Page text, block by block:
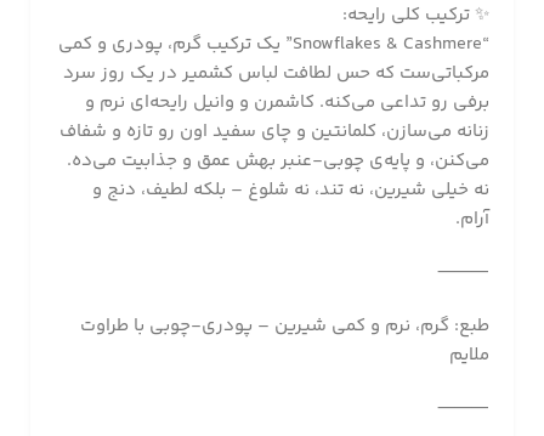
✨ ترکیب کلی رایحه:
“Snowflakes & Cashmere” یک ترکیب گرم، پودری و کمی
مرکباتی‌ست که حس لطافت لباس کشمیر در یک روز سرد
برفی رو تداعی می‌کنه. کاشمرن و وانیل رایحه‌ای نرم و
زنانه می‌سازن، کلمانتین و چای سفید اون رو تازه و شفاف
می‌کنن، و پایه‌ی چوبی-عنبر بهش عمق و جذابیت می‌ده.
نه خیلی شیرین، نه تند، نه شلوغ – بلکه لطیف، دنج و
آرام.
⸻
طبع: گرم، نرم و کمی شیرین – پودری-چوبی با طراوت
ملایم
⸻